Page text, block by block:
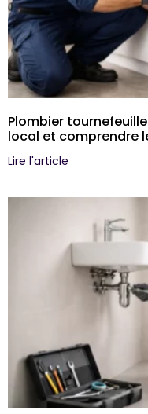
Plombier
local et comprendre
Lire l'article